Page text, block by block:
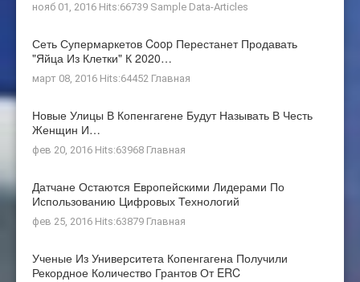
нояб 01, 2016 Hits:66739 Sample Data-Articles
Сеть Супермаркетов Coop Перестанет Продавать
"яйца Из Клетки" К 2020…
март 08, 2016 Hits:64452 Главная
Новые Улицы В Копенгагене Будут Называть В Честь
Женщин И…
фев 20, 2016 Hits:63968 Главная
Датчане Остаются Европейскими Лидерами По
Использованию Цифровых Технологий
фев 25, 2016 Hits:63879 Главная
Ученые Из Университета Копенгагена Получили
Рекордное Количество Грантов От ERC